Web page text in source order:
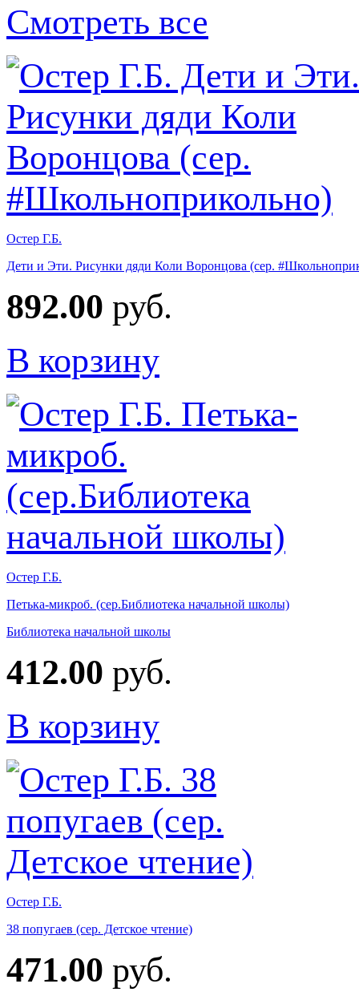
Смотреть все
Остер Г.Б.
Дети и Эти. Рисунки дяди Коли Воронцова (сер.
892.00 руб.
В корзину
Остер Г.Б.
Петька-микроб. (сер.Библиотека начальной школы)
Библиотека начальной школы
412.00 руб.
В корзину
Остер Г.Б.
38 попугаев (сер. Детское чтение)
471.00 руб.